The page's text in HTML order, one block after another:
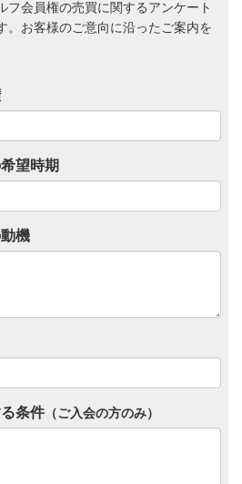
フ会員権の売買に関するアンケート
。お客様のご意向に沿ったご案内を
望時期
機
条件（ご入会の方のみ）